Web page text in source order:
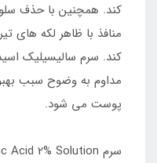
کند. همچنین با حذف
منافذ با ظاهر لکه های
مداوم به وضوح سبب
پوست می شود.